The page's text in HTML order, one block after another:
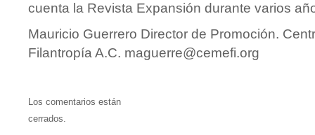
cuenta la Revista Expansión durante varios
Mauricio Guerrero Director de Promoción.
Filantropía A.C. maguerre@cemefi.org
Los comentarios están
cerrados.